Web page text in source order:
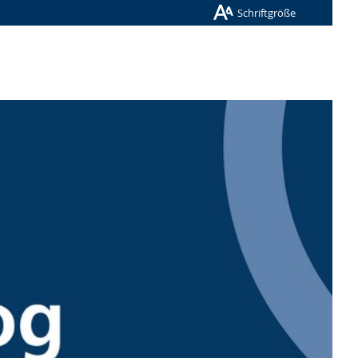
Schriftgröße